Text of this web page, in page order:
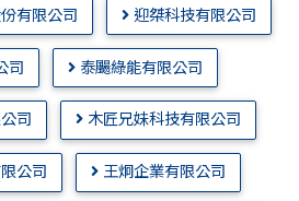
有限公司 迎桀科技有限公司
司 泰颺綠能有限公司
司 木匠兄妹科技有限公司
公司 王炯企業有限公司